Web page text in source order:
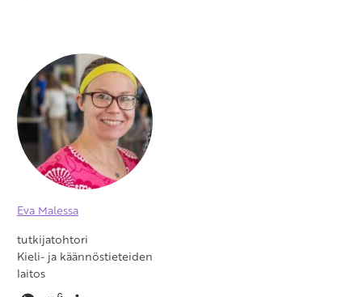
Eva Malessa
tutkijatohtori
Kieli- ja käännöstieteiden
laitos